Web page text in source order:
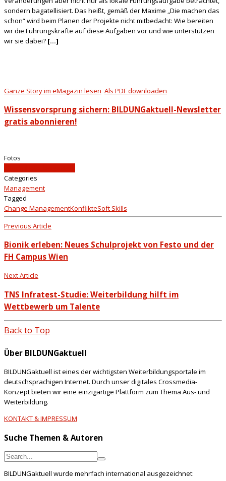
sondern bagatellisiert. Das heißt, gemäß der Maxime „Die machen das
schon“ wird beim Planen der Projekte nicht mitbedacht: Wie bereiten
wir die Führungskräfte auf diese Aufgaben vor und wie unterstützen
wir sie dabei? […]
Ganze Story im eMagazin lesen Als PDF downloaden
Wissensvorsprung sichern: BILDUNGaktuell-Newsletter
gratis abonnieren!
Fotos
Categories
Management
Tagged
Change ManagementKonflikteSoft Skills
Previous Article
Bionik erleben: Neues Schulprojekt von Festo und der
FH Campus Wien
Next Article
TNS Infratest-Studie: Weiterbildung hilft im
Wettbewerb um Talente
Back to Top
Über BILDUNGaktuell
BILDUNGaktuell ist eines der wichtigsten Weiterbildungsportale im
deutschsprachigen Internet. Durch unser digitales Crossmedia-
Konzept bieten wir eine einzigartige Plattform zum Thema Aus- und
Weiterbildung.
KONTAKT & IMPRESSUM
Suche Themen & Autoren
BILDUNGaktuell wurde mehrfach international ausgezeichnet: